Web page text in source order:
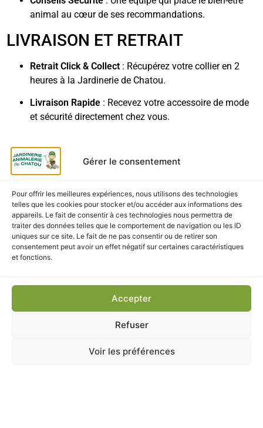
Gérer le consentement
Pour offrir les meilleures expériences, nous utilisons des technologies
telles que les cookies pour stocker et/ou accéder aux informations des
appareils. Le fait de consentir à ces technologies nous permettra de
traiter des données telles que le comportement de navigation ou les ID
uniques sur ce site. Le fait de ne pas consentir ou de retirer son
consentement peut avoir un effet négatif sur certaines caractéristiques
et fonctions.
Accepter
Refuser
Voir les préférences
animal au cœur de ses recommandations.
LIVRAISON ET RETRAIT
Retrait Click & Collect : Récupérez votre collier en 2
heures à la Jardinerie de Chatou.
Livraison Rapide : Recevez votre accessoire de mode
et sécurité directement chez vous.
CES PRODUITS POURRAIENT
VOUS INTÉRESSER